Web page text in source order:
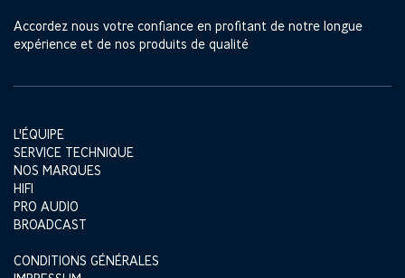
Accordez nous votre confiance en profitant de notre longue
expérience et de nos produits de qualité
L'ÉQUIPE
SERVICE TECHNIQUE
NOS MARQUES
HIFI
PRO AUDIO
BROADCAST
CONDITIONS GÉNÉRALES